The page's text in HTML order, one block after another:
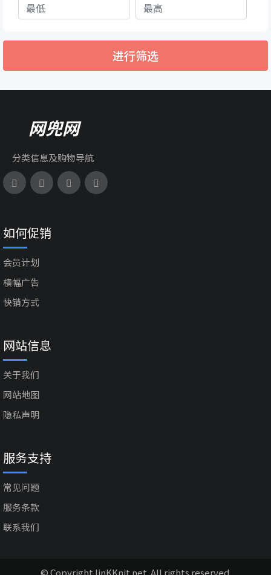
进行筛选
网兜网
分类信息及购物导航
如何促销
会员计划
横幅广告
快销方式
网站信息
关于我们
网站地图
隐私声明
服务支持
常见问题
服务条款
联系我们
© Copyright linKKnit.net. All rights reserved.